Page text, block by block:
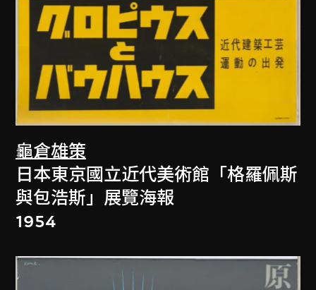
龜倉雄策
日本東京國立近代美術館「格羅佩斯
與包浩斯」展覽海報
1954